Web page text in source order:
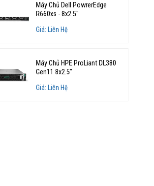
Máy Chủ Dell PowrerEdge
R660xs - 8x2.5"
Giá: Liên Hệ
Máy Chủ HPE ProLiant DL380
Gen11 8x2.5"
Giá: Liên Hệ